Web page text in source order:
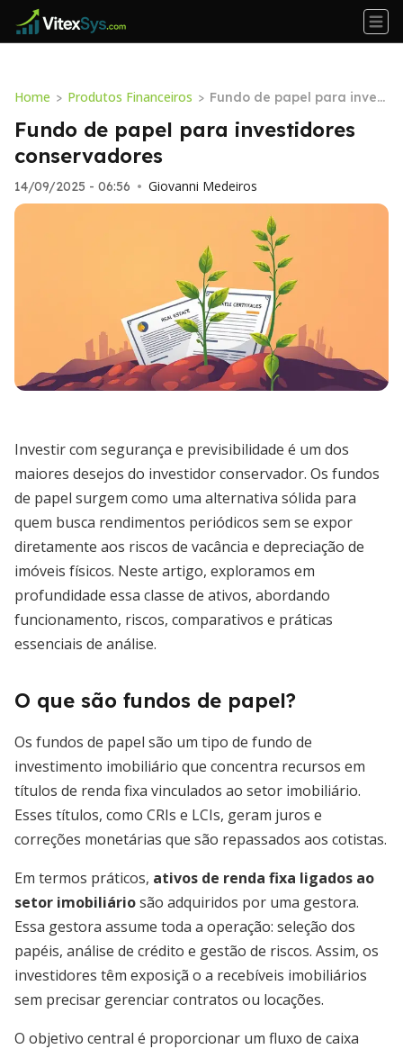
Home > Produtos Financeiros > Fundo de papel para invest
idores conservadores
Fundo de papel para investidores
conservadores
14/09/2025 - 06:56 • Giovanni Medeiros
Investir com segurança e previsibilidade é um dos
maiores desejos do investidor conservador. Os fundos
de papel surgem como uma alternativa sólida para
quem busca rendimentos periódicos sem se expor
diretamente aos riscos de vacância e depreciação de
imóveis físicos. Neste artigo, exploramos em
profundidade essa classe de ativos, abordando
funcionamento, riscos, comparativos e práticas
essenciais de análise.
O que são fundos de papel?
Os fundos de papel são um tipo de fundo de
investimento imobiliário que concentra recursos em
títulos de renda fixa vinculados ao setor imobiliário.
Esses títulos, como CRIs e LCIs, geram juros e
correções monetárias que são repassados aos cotistas.
Em termos práticos, ativos de renda fixa ligados ao
setor imobiliáriosão adquiridos por uma gestora.
Essa gestora assume toda a operação: seleção dos
papéis, análise de crédito e gestão de riscos. Assim, os
investidores têm exposiçã o a recebíveis imobiliários
sem precisar gerenciar contratos ou locações.
O objetivo central é proporcionar um fluxo de caixa